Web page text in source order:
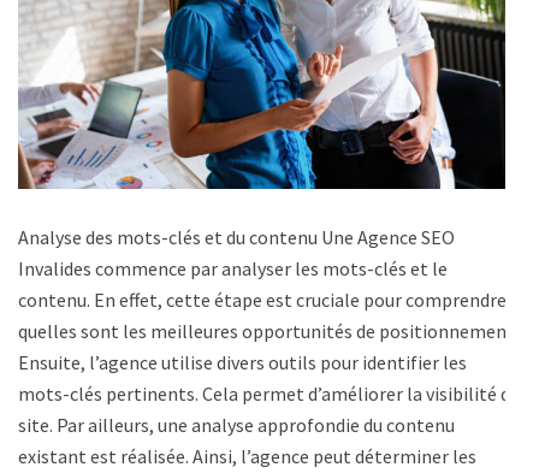
Analyse des mots-clés et du contenu Une Agence SEO
Invalides commence par analyser les mots-clés et le
contenu. En effet, cette étape est cruciale pour comprendre
quelles sont les meilleures opportunités de positionnement.
Ensuite, l’agence utilise divers outils pour identifier les
mots-clés pertinents. Cela permet d’améliorer la visibilité du
site. Par ailleurs, une analyse approfondie du contenu
existant est réalisée. Ainsi, l’agence peut déterminer les